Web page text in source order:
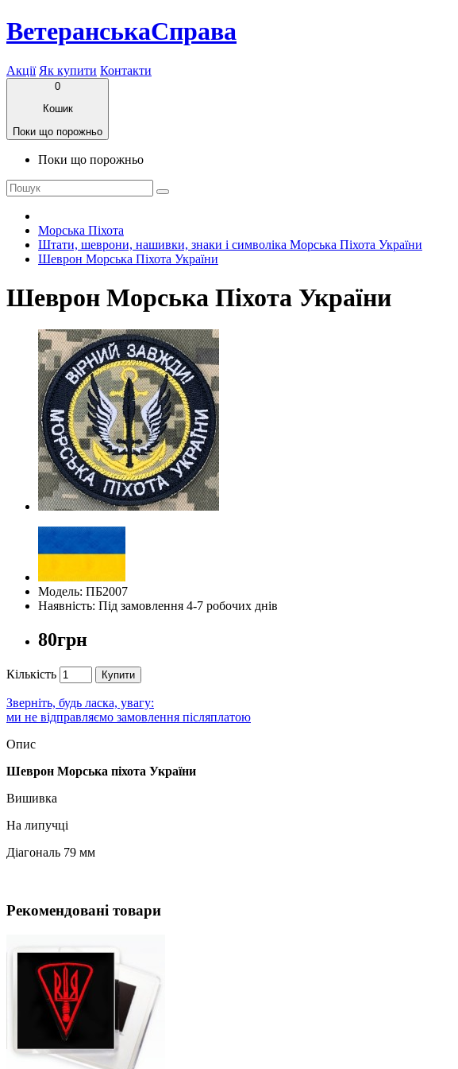
ВетеранськаСправа
Акції Як купити Контакти
0
Кошик
Поки що порожньо
Поки що порожньо
Морська Піхота
Штати, шеврони, нашивки, знаки і символіка Морська Піхота України
Шеврон Морська Піхота України
Шеврон Морська Піхота України
Модель: ПБ2007
Наявність: Під замовлення 4-7 робочих днів
80грн
Кількість Купити
Зверніть, будь ласка, увагу:
ми не відправляємо замовлення післяплатою
Опис
Шеврон Морська піхота України
Вишивка
На липучці
Діагональ 79 мм
Рекомендовані товари